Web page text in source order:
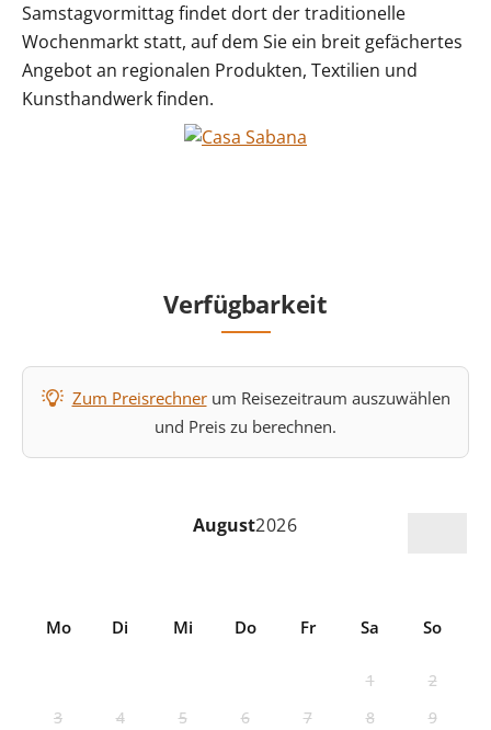
Samstagvormittag findet dort der traditionelle
Wochenmarkt statt, auf dem Sie ein breit gefächertes
Angebot an regionalen Produkten, Textilien und
Kunsthandwerk finden.
Verfügbarkeit
Zum Preisrechnerum Reisezeitraum auszuwählen
und Preis zu berechnen.
August2026
Mo Di Mi Do Fr Sa So
1
2
3
4 5 6 7 8
9